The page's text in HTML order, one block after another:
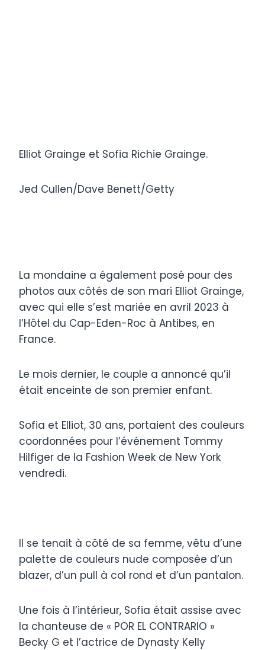
Elliot Grainge et Sofia Richie Grainge.
Jed Cullen/Dave Benett/Getty
La mondaine a également posé pour des
photos aux côtés de son mari Elliot Grainge,
avec qui elle s’est mariée en avril 2023 à
l’Hôtel du Cap-Eden-Roc à Antibes, en
France.
Le mois dernier, le couple a annoncé qu’il
était enceinte de son premier enfant.
Sofia et Elliot, 30 ans, portaient des couleurs
coordonnées pour l’événement Tommy
Hilfiger de la Fashion Week de New York
vendredi.
Il se tenait à côté de sa femme, vêtu d’une
palette de couleurs nude composée d’un
blazer, d’un pull à col rond et d’un pantalon.
Une fois à l’intérieur, Sofia était assise avec
la chanteuse de « POR EL CONTRARIO »
Becky G et l’actrice de Dynasty Kelly